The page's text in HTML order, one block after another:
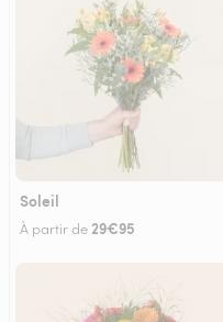
Soleil
À partir de29€95